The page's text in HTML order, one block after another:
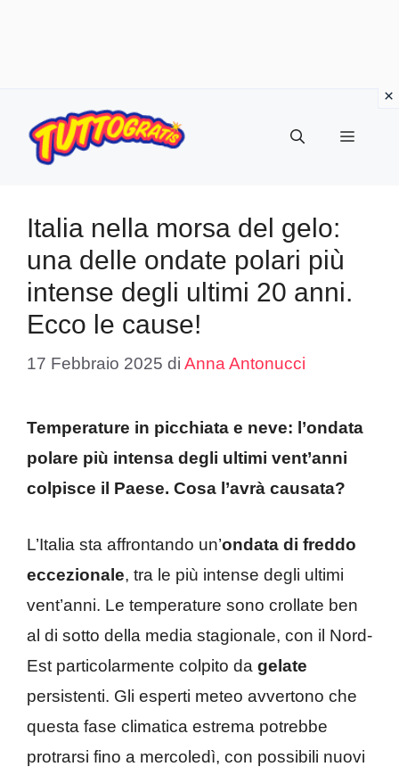
contenuto
Menu
Italia nella morsa del gelo:
una delle ondate polari più
intense degli ultimi 20 anni.
Ecco le cause!
17 Febbraio 2025 di Anna Antonucci
Temperature in picchiata e neve: l’ondata
polare più intensa degli ultimi vent’anni
colpisce il Paese. Cosa l’avrà causata?
L’Italia sta affrontando un’ondata di freddo
eccezionale, tra le più intense degli ultimi
vent’anni. Le temperature sono crollate ben
al di sotto della media stagionale, con il Nord-
Est particolarmente colpito da gelate
persistenti. Gli esperti meteo avvertono che
questa fase climatica estrema potrebbe
protrarsi fino a mercoledì, con possibili nuovi